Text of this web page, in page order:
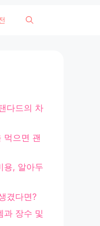
다드의 차
먹으면 괜
용, 알아두
겼다면?
과 장수 및